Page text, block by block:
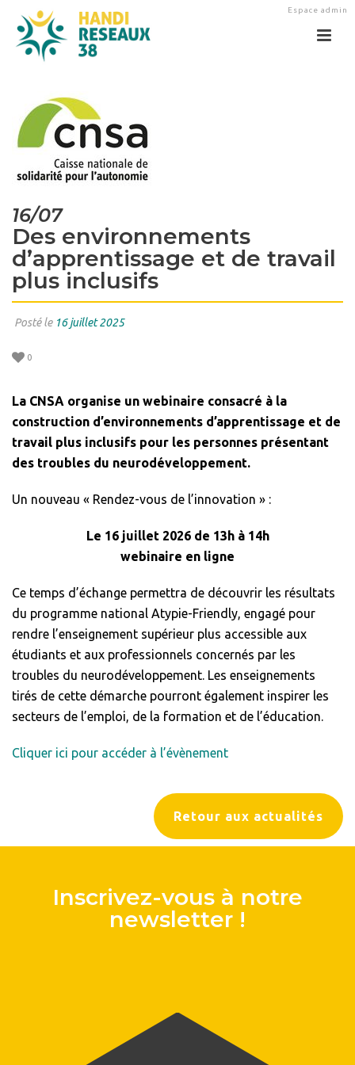
Espace admin
16/07
Des environnements
d’apprentissage et de travail
plus inclusifs
Posté le 16 juillet 2025
0
Retour aux actualités
La CNSA organise un webinaire consacré à la
construction d’environnements d’apprentissage et de
travail plus inclusifs pour les personnes présentant
des troubles du neurodéveloppement.
Un nouveau « Rendez-vous de l’innovation » :
Le 16 juillet 2026 de 13h à 14h
webinaire en ligne
Ce temps d’échange permettra de découvrir les résultats
du programme national Atypie-Friendly, engagé pour
rendre l’enseignement supérieur plus accessible aux
étudiants et aux professionnels concernés par les
troubles du neurodéveloppement. Les enseignements
tirés de cette démarche pourront également inspirer les
secteurs de l’emploi, de la formation et de l’éducation.
Cliquer ici pour accéder à l’évènement
Inscrivez-vous à notre
newsletter !